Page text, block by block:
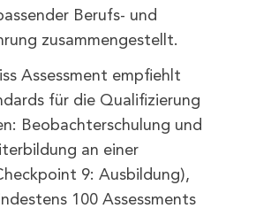
Berufs- und
zusammengestellt.
Assessment empfiehlt
für die Qualifizierung
Beobachterschulung und
an einer
9: Ausbildung),
100 Assessments